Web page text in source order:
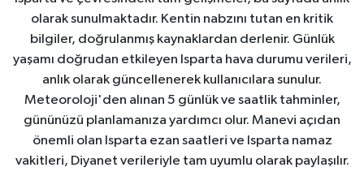
olarak sunulmaktadır. Kentin nabzını tutan en kritik
bilgiler, doğrulanmış kaynaklardan derlenir. Günlük
yaşamı doğrudan etkileyen Isparta hava durumu verileri,
anlık olarak güncellenerek kullanıcılara sunulur.
Meteoroloji'den alınan 5 günlük ve saatlik tahminler,
gününüzü planlamanıza yardımcı olur. Manevi açıdan
önemli olan Isparta ezan saatleri ve Isparta namaz
vakitleri, Diyanet verileriyle tam uyumlu olarak paylaşılır.